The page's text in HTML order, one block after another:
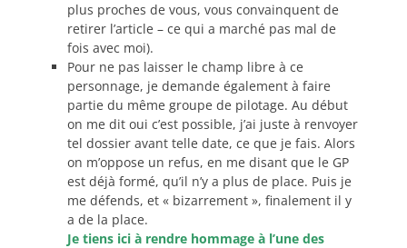
plus proches de vous, vous convainquent de
retirer l’article – ce qui a marché pas mal de
fois avec moi).
Pour ne pas laisser le champ libre à ce
personnage, je demande également à faire
partie du même groupe de pilotage. Au début
on me dit oui c’est possible, j’ai juste à renvoyer
tel dossier avant telle date, ce que je fais. Alors
on m’oppose un refus, en me disant que le GP
est déjà formé, qu’il n’y a plus de place. Puis je
me défends, et « bizarrement », finalement il y
a de la place.
Je tiens ici à rendre hommage à l’une des